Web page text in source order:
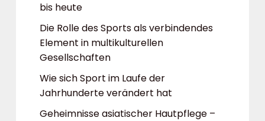
bis heute
Die Rolle des Sports als verbindendes
Element in multikulturellen
Gesellschaften
Wie sich Sport im Laufe der
Jahrhunderte verändert hat
Geheimnisse asiatischer Hautpflege –